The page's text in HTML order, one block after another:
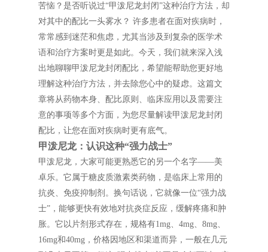
苦恼？是否听说过“甲泼尼龙封闭”这种治疗方法，却
对其中的配比一头雾水？ 许多患者在面对疾病时，
常常感到迷茫和焦虑，尤其当涉及到复杂的医学术
语和治疗方案时更是如此。今天，我们就来深入浅
出地聊聊甲泼尼龙封闭配比，希望能帮助您更好地
理解这种治疗方法，并去除您心中的疑虑。这篇文
章将从药物本身、配比原则、临床应用以及需要注
意的事项等多个方面，为您尽量解读甲泼尼龙封闭
配比，让您在面对疾病时更有底气。
甲泼尼龙：认识这种“强力战士”
甲泼尼龙，大家可能更熟悉它的另一个名字——美
卓乐。它属于糖皮质激素类药物，是临床上常用的
抗炎、免疫抑制剂。换句话说，它就像一位“强力战
士”，能够更快有效地对抗炎症反应，缓解疼痛和肿
胀。它以片剂形式存在，规格有1mg、4mg、8mg、
16mg和40mg，价格因地区和渠道而异，一般在几元